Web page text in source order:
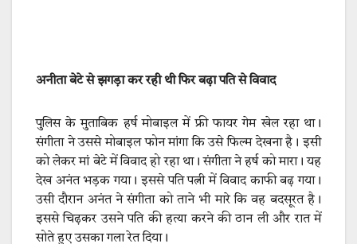
अनीता बेटे से झगड़ा कर रही थी फिर बढ़ा पति से विवाद
पुलिस के मुताबिक हर्ष मोबाइल में फ्री फायर गेम खेल रहा था।
संगीता ने उससे मोबाइल फोन मांगा कि उसे फिल्म देखना है। इसी
को लेकर मां बेटे में विवाद हो रहा था। संगीता ने हर्ष को मारा। यह
देख अनंत भड़क गया। इससे पति पत्नी में विवाद काफी बढ़ गया।
उसी दौरान अनंत ने संगीता को ताने भी मारे कि वह बदसूरत है।
इससे चिढ़कर उसने पति की हत्या करने की ठान ली और रात में
सोते हुए उसका गला रेत दिया।